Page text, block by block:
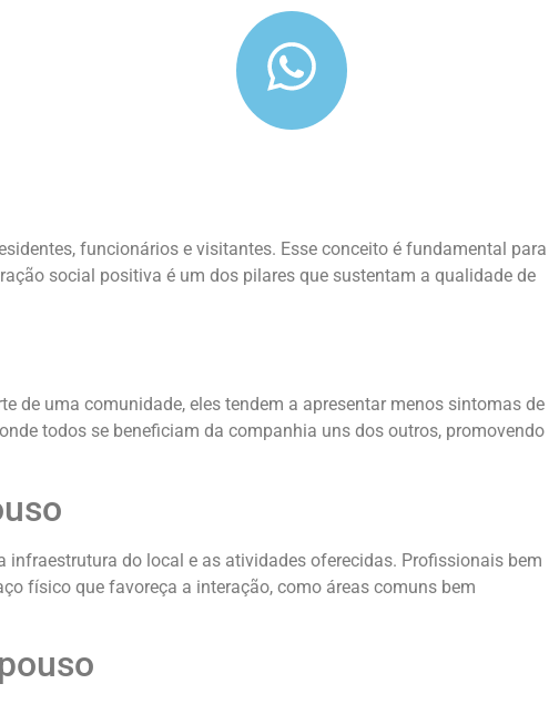
funcionários e visitantes. Esse conceito é fundamental para
social positiva é um dos pilares que sustentam a qualidade de
de uma comunidade, eles tendem a apresentar menos sintomas de
todos se beneficiam da companhia uns dos outros, promovendo
do local e as atividades oferecidas. Profissionais bem
físico que favoreça a interação, como áreas comuns bem